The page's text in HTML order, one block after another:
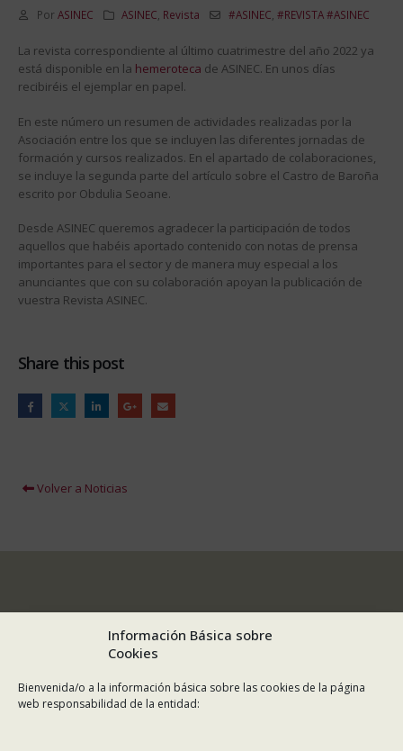
Información Básica sobre
Cookies
Bienvenida/o a la información básica sobre las cookies de la página
web responsabilidad de la entidad:
Por ASINEC ASINEC Revista #ASINEC ,#REVISTA #ASINEC
La revista correspondiente al último cuatrimestre del año 2022 ya
está disponible en la hemeroteca de ASINEC. En unos días
recibiréis el ejemplar en papel.
En este número un resumen de actividades realizadas por la
Asociación entre los que se incluyen las diferentes jornadas de
formación y cursos realizados. En el apartado de colaboraciones,
se incluye la segunda parte del artículo sobre el Castro de Baroña
escrito por Obdulia Seoane.
Desde ASINEC queremos agradecer la participación de todos
aquellos que habéis aportado contenido con notas de prensa
importantes para el sector y de manera muy especial a los
anunciantes que con su colaboración apoyan la publicación de
vuestra Revista ASINEC.
Share this post
Volver a Noticias